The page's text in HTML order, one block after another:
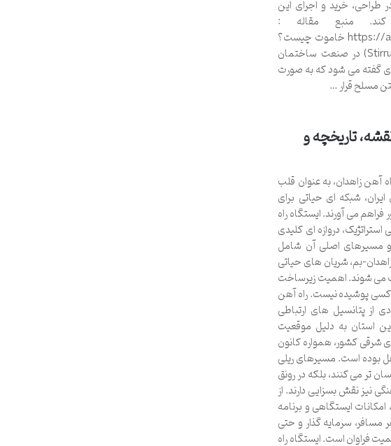
خرید و اجرای این
منبع مقاله :
https://aminmasaleh.com/blog/ahanjam خاموت چیست؟
(تعریف و مفهوم جامع) خاموت (Stirrups) در صنعت ساختمان‌
گفته می ‌شود که به صورت
مسلح قرار …
تاریخچه و
آهن زاهدان، به عنوان قلب
شبکه ای حیاتی برای
می آورند. ایستگاه راه
دروازه ای کلیدی
مسیرهای اصلی آن شامل
بم، شریان های حیاتی
می شوند. اهمیت زیرساخت
کسی پوشیده نیست. راه آهن
از پتانسیل های ارتباطی
استان به دلیل موقعیت
شرقی کشور، همواره کانون
بوده است. مسیرهای ریلی
تر می کنند، بلکه در رونق
نیز نقش بسزایی دارند. از
ایستگاهی و برنامه
مسافر، سرمایه گذار و حتی
فراوان است. ایستگاه راه